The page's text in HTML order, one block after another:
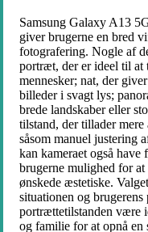
Samsung Galaxy A13
giver brugerne en bred
fotografering. Nogle af
portræt, der er ideel til at
mennesker; nat, der
billeder i svagt lys;
brede landskaber eller
tilstand, der tillader
såsom manuel justering
kan kameraet også
brugerne mulighed for at
ønskede æstetiske.
situationen og
portrættetilstanden være
og familie for at opnå en